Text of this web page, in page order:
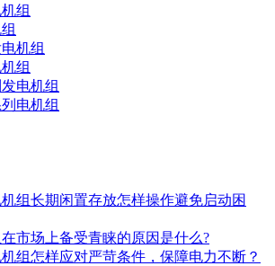
组
机组
组
电机组
电机组
组长期闲置存放怎样操作避免启动困
市场上备受青睐的原因是什么?
组怎样应对严苛条件，保障电力不断？